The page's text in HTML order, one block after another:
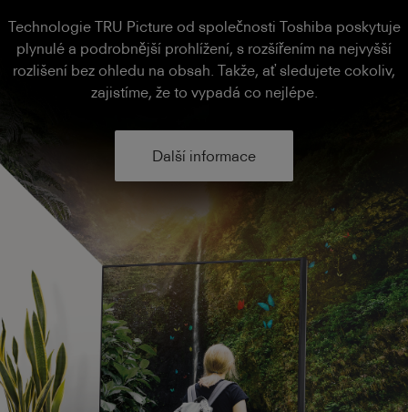
Technologie TRU Picture od společnosti Toshiba poskytuje
plynulé a podrobnější prohlížení, s rozšířením na nejvyšší
rozlišení bez ohledu na obsah. Takže, ať sledujete cokoliv,
zajistíme, že to vypadá co nejlépe.
Další informace